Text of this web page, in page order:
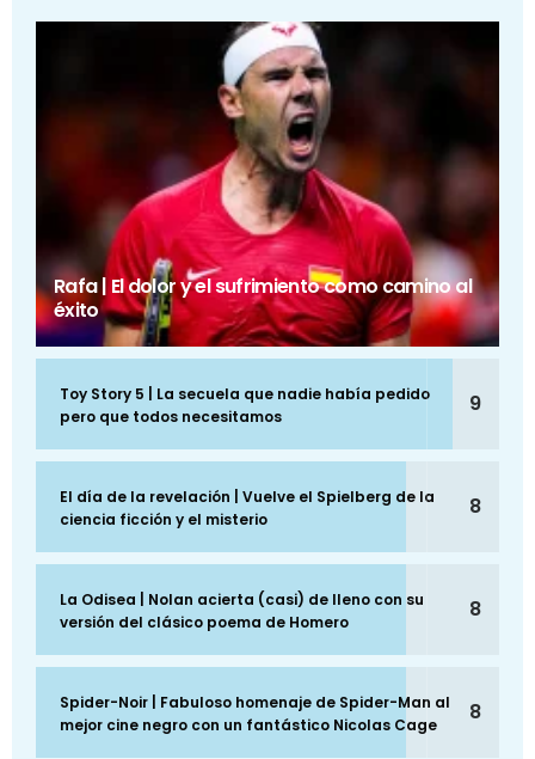
Rafa | El dolor y el sufrimiento como camino al
éxito
Toy Story 5 | La secuela que nadie había pedido
pero que todos necesitamos
9
El día de la revelación | Vuelve el Spielberg de la
ciencia ficción y el misterio
8
La Odisea | Nolan acierta (casi) de lleno con su
versión del clásico poema de Homero
8
Spider-Noir | Fabuloso homenaje de Spider-Man al
mejor cine negro con un fantástico Nicolas Cage
8